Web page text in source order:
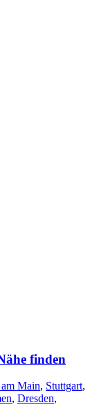
finden
Main, Stuttgart,
, Dresden,